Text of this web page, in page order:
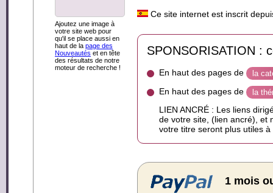
Ajoutez une image à
votre site web pour
qu'il se place aussi en
haut de la page des
Nouveautés et en tête
des résultats de notre
moteur de recherche !
Ce site internet est inscrit
SPONSORISATION :
En haut des pages de la
En haut des pages de la
LIEN ANCRÉ : Les liens
de votre site, (lien ancré), et
votre titre seront plus utiles
1 mois